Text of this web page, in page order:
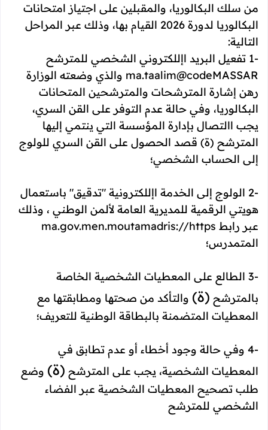
من سلك البكالوريا، والمقبلين على اجتياز امتحانات
البكالوريا لدورة 2026 القيام بها، وذلك عبر المراحل
التالية:
-1 تفعيل البريد اإللكتروني الشخصي للمترشح
ma.taalim@codeMASSAR والذي وضعته الوزارة
رهن إشارة المترشحات والمترشحين المتحانات
البكالوريا، وفي حالة عدم التوفر على القن السري،
يجب االتصال بإدارة المؤسسة التي ينتمي إليها
المترشح (ة) قصد الحصول على القن السري للولوج
إلى الحساب الشخصي؛
-2 الولوج إلى الخدمة اإللكترونية "تدقيق" باستعمال
هويتي الرقمية للمديرية العامة لألمن الوطني ، وذلك
عبر رابط ma.gov.men.moutamadris://https
المتمدرس؛
-3 الطالع على المعطيات الشخصية الخاصة
بالمترشح (ة) والتأكد من صحتها ومطابقتها مع
المعطيات المتضمنة بالبطاقة الوطنية للتعريف؛
-4 وفي حالة وجود أخطاء أو عدم تطابق في
المعطيات الشخصية، يجب على المترشح (ة) وضع
طلب تصحيح المعطيات الشخصية عبر الفضاء
الشخصي للمترشح